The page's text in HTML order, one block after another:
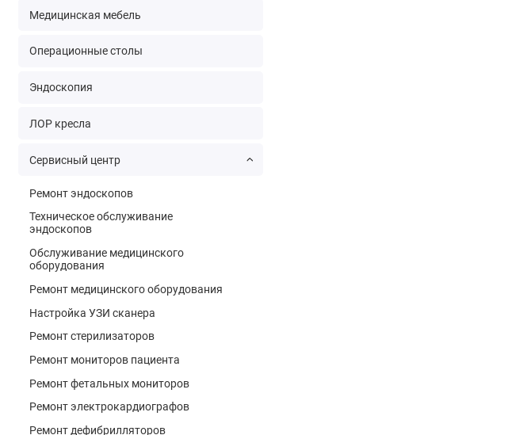
Медицинская мебель
Операционные столы
Эндоскопия
ЛОР кресла
Сервисный центр
Ремонт эндоскопов
Техническое обслуживание
эндоскопов
Обслуживание медицинского
оборудования
Ремонт медицинского оборудования
Настройка УЗИ сканера
Ремонт стерилизаторов
Ремонт мониторов пациента
Ремонт фетальных мониторов
Ремонт электрокардиографов
Ремонт дефибрилляторов